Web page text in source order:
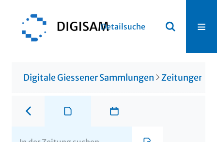
Detailsuche
Digitale Giessener Sammlungen Zeitungen